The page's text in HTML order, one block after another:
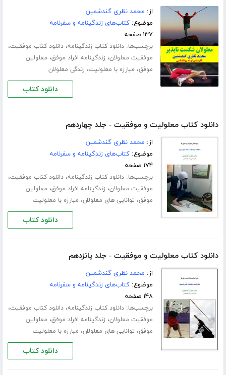
از: محمد نظری گندشمین
موضوع:کتاب‌های زندگینامه و سفرنامه
۱۳۷ صفحه
برچسب‌ها:دانلود کتاب زندگینامه،دانلود کتاب موفقیت،
موفقیت معلولان، زندگینامه افراد موفق، معلولین
موفق، مبارزه با معلولیت، زندگی معلولان
دانلود کتاب
دانلود کتاب معلولیت و موفقیت - جلد چهاردهم
از: محمد نظری گندشمین
موضوع:کتاب‌های زندگینامه و سفرنامه
۱۷۴ صفحه
برچسب‌ها:دانلود کتاب زندگینامه،دانلود کتاب موفقیت،
موفقیت معلولان، زندگینامه افراد موفق، معلولین
موفق، توانایی های معلولان، مبارزه با معلولیت
دانلود کتاب
دانلود کتاب معلولیت و موفقیت - جلد پانزدهم
از: محمد نظری گندشمین
موضوع:کتاب‌های زندگینامه و سفرنامه
۱۴۸ صفحه
برچسب‌ها:دانلود کتاب زندگینامه،دانلود کتاب موفقیت،
موفقیت معلولان، زندگینامه افراد موفق، معلولین
موفق، توانایی های معلولان، مبارزه با معلولیت
دانلود کتاب